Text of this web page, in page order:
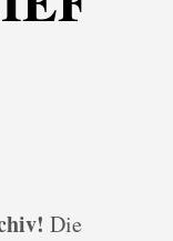
Die